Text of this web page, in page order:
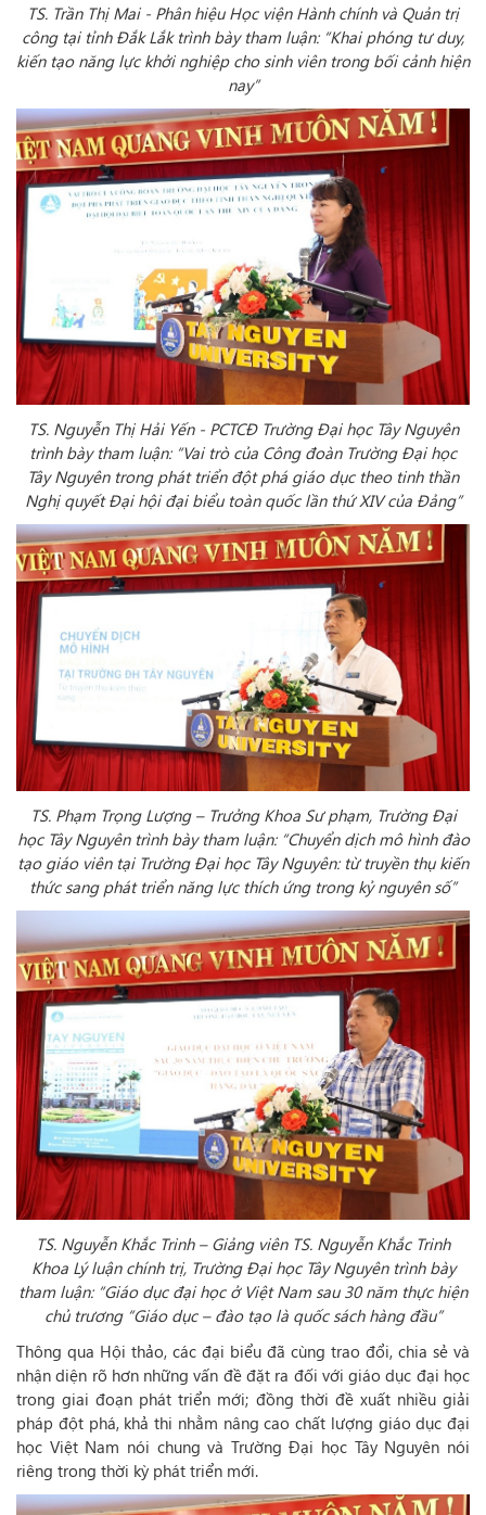
TS. Trần Thị Mai - Phân hiệu Học viện Hành chính và Quản trị
công tại tỉnh Đắk Lắk trình bày tham luận: “Khai phóng tư duy,
kiến tạo năng lực khởi nghiệp cho sinh viên trong bối cảnh hiện
nay”
TS. Nguyễn Thị Hải Yến - PCTCĐ Trường Đại học Tây Nguyên
trình bày tham luận: “Vai trò của Công đoàn Trường Đại học
Tây Nguyên trong phát triển đột phá giáo dục theo tinh thần
Nghị quyết Đại hội đại biểu toàn quốc lần thứ XIV của Đảng”
TS. Phạm Trọng Lượng – Trưởng Khoa Sư phạm, Trường Đại
học Tây Nguyên trình bày tham luận: “Chuyển dịch mô hình đào
tạo giáo viên tại Trường Đại học Tây Nguyên: từ truyền thụ kiến
thức sang phát triển năng lực thích ứng trong kỷ nguyên số”
TS. Nguyễn Khắc Trinh – Giảng viên TS. Nguyễn Khắc Trinh
Khoa Lý luận chính trị, Trường Đại học Tây Nguyên trình bày
tham luận: “Giáo dục đại học ở Việt Nam sau 30 năm thực hiện
chủ trương “Giáo dục – đào tạo là quốc sách hàng đầu”
Thông qua Hội thảo, các đại biểu đã cùng trao đổi, chia sẻ và
nhận diện rõ hơn những vấn đề đặt ra đối với giáo dục đại học
trong giai đoạn phát triển mới; đồng thời đề xuất nhiều giải
pháp đột phá, khả thi nhằm nâng cao chất lượng giáo dục đại
học Việt Nam nói chung và Trường Đại học Tây Nguyên nói
riêng trong thời kỳ phát triển mới.